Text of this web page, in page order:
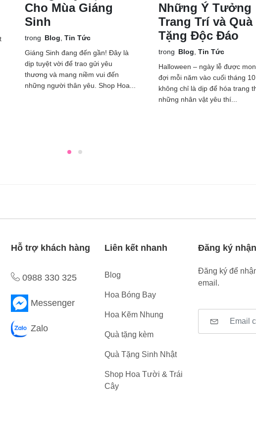
Cho Mùa Giáng
Sinh
trong Blog Tin Tức
Giáng Sinh đang đến gần! Đây là
dịp tuyệt vời để trao gửi yêu
thương và mang niềm vui đến
những người thân yêu. Shop Hoa...
Những Ý Tưởng
Trang Trí và Quà
Tặng Độc Đáo
trong Blog Tin Tức
Halloween – ngày lễ được
đợi mỗi năm vào cuối tháng
không chỉ là dịp để hóa trang
những nhân vật yêu thí...
Hỗ trợ khách hàng
0988 330 325
Messenger
Zalo
Liên kết nhanh
Blog
Hoa Bóng Bay
Hoa Kẽm Nhung
Quà tặng kèm
Quà Tặng Sinh Nhật
Shop Hoa Tười & Trái
Cây
Đăng ký
Đăng ký để
email.